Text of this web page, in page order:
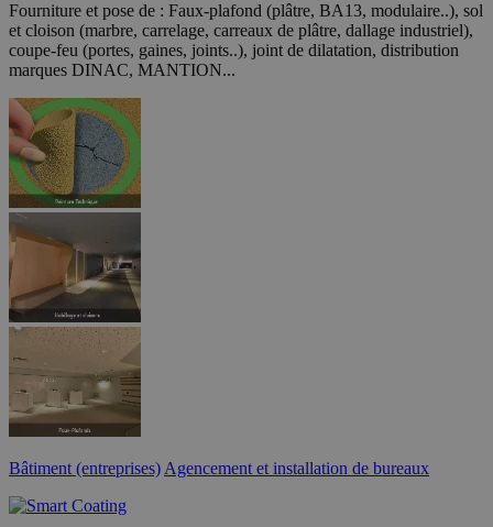
Fourniture et pose de : Faux-plafond (plâtre, BA13, modulaire..), sol
et cloison (marbre, carrelage, carreaux de plâtre, dallage industriel),
coupe-feu (portes, gaines, joints..), joint de dilatation, distribution
marques DINAC, MANTION...
Bâtiment (entreprises) Agencement et installation de bureaux